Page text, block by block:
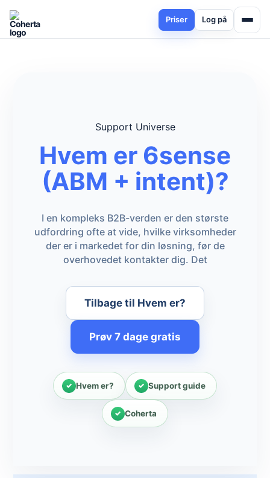
Priser Log på
Support Universe
Hvem er 6sense
(ABM + intent)?
I en kompleks B2B-verden er den største
udfordring ofte at vide, hvilke virksomheder
der er i markedet for din løsning, før de
overhovedet kontakter dig. Det
Tilbage til Hvem er?
Prøv 7 dage gratis
Hvem er? Support guide
Coherta